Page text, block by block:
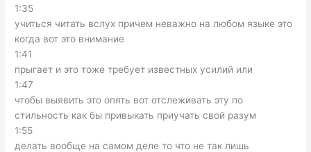
1:35
учиться читать вслух причем неважно на любом языке это
когда вот это внимание
1:41
прыгает и это тоже требует известных усилий или
1:47
чтобы выявить это опять вот отслеживать эту по
стильность как бы привыкать приучать свой разум
1:55
делать вообще на самом деле то что не так лишь